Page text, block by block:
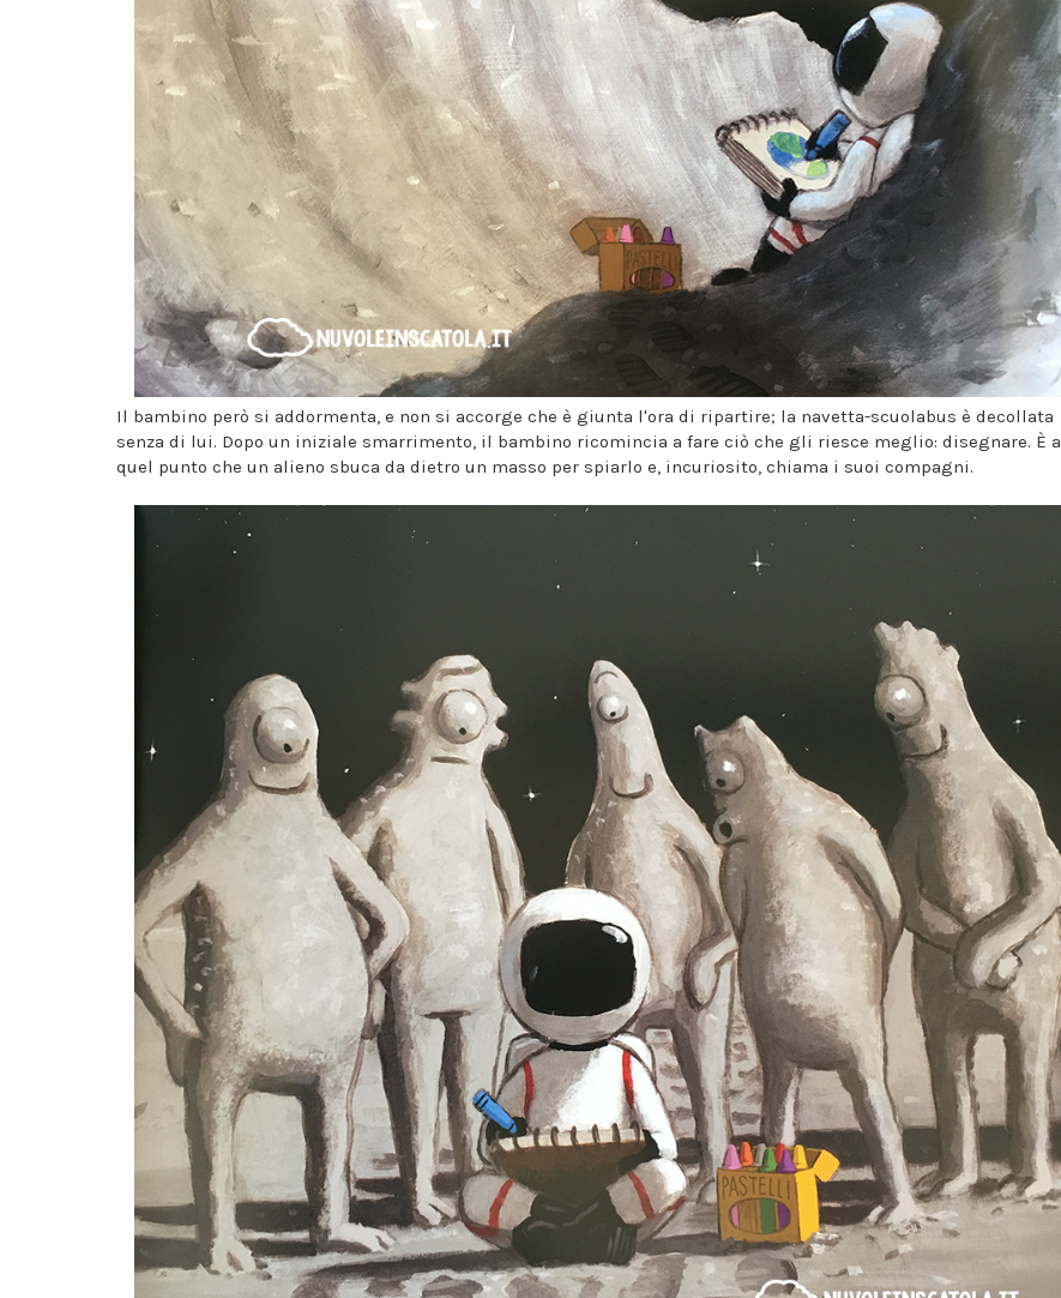
Il bambino però si addormenta, e non si accorge che è giunta l'ora di ripartire; la navetta-scuolabus è decollata
senza di lui. Dopo un iniziale smarrimento, il bambino ricomincia a fare ciò che gli riesce meglio: disegnare. È a
quel punto che un alieno sbuca da dietro un masso per spiarlo e, incuriosito, chiama i suoi compagni.